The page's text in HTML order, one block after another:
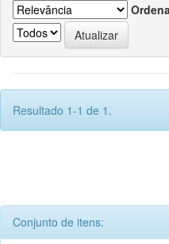
Resultado 1-1 de 1.
Conjunto de itens: